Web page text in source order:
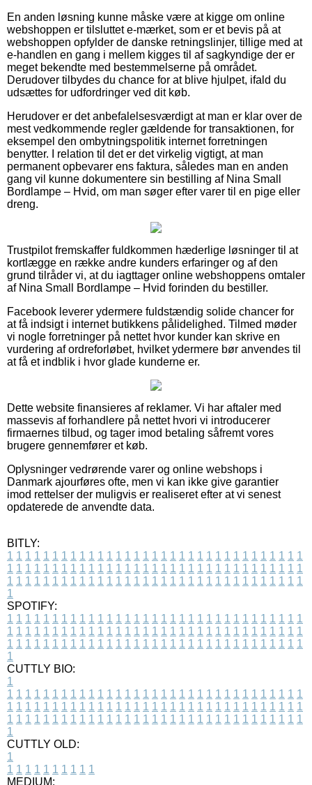
En anden løsning kunne måske være at kigge om online
webshoppen er tilsluttet e-mærket, som er et bevis på at
webshoppen opfylder de danske retningslinjer, tillige med at
e-handlen en gang i mellem kigges til af sagkyndige der er
meget bekendte med bestemmelserne på området.
Derudover tilbydes du chance for at blive hjulpet, ifald du
udsættes for udfordringer ved dit køb.
Herudover er det anbefalelsesværdigt at man er klar over de
mest vedkommende regler gældende for transaktionen, for
eksempel den ombytningspolitik internet forretningen
benytter. I relation til det er det virkelig vigtigt, at man
permanent opbevarer ens faktura, således man en anden
gang vil kunne dokumentere sin bestilling af Nina Small
Bordlampe – Hvid, om man søger efter varer til en pige eller
dreng.
Trustpilot fremskaffer fuldkommen hæderlige løsninger til at
kortlægge en række andre kunders erfaringer og af den
grund tilråder vi, at du iagttager online webshoppens omtaler
af Nina Small Bordlampe – Hvid forinden du bestiller.
Facebook leverer ydermere fuldstændig solide chancer for
at få indsigt i internet butikkens pålidelighed. Tilmed møder
vi nogle forretninger på nettet hvor kunder kan skrive en
vurdering af ordreforløbet, hvilket ydermere bør anvendes til
at få et indblik i hvor glade kunderne er.
Dette website finansieres af reklamer. Vi har aftaler med
massevis af forhandlere på nettet hvori vi introducerer
firmaernes tilbud, og tager imod betaling såfremt vores
brugere gennemfører et køb.
Oplysninger vedrørende varer og online webshops i
Danmark ajourføres ofte, men vi kan ikke give garantier
imod rettelser der muligvis er realiseret efter at vi senest
opdaterede de anvendte data.
BITLY:
1 1 1 1 1 1 1 1 1 1 1 1 1 1 1 1 1 1 1 1 1 1 1 1 1 1 1 1 1 1 1 1 1
1 1 1 1 1 1 1 1 1 1 1 1 1 1 1 1 1 1 1 1 1 1 1 1 1 1 1 1 1 1 1 1 1
1 1 1 1 1 1 1 1 1 1 1 1 1 1 1 1 1 1 1 1 1 1 1 1 1 1 1 1 1 1 1 1 1
1
SPOTIFY:
1 1 1 1 1 1 1 1 1 1 1 1 1 1 1 1 1 1 1 1 1 1 1 1 1 1 1 1 1 1 1 1 1
1 1 1 1 1 1 1 1 1 1 1 1 1 1 1 1 1 1 1 1 1 1 1 1 1 1 1 1 1 1 1 1 1
1 1 1 1 1 1 1 1 1 1 1 1 1 1 1 1 1 1 1 1 1 1 1 1 1 1 1 1 1 1 1 1 1
1
CUTTLY BIO:
1
1 1 1 1 1 1 1 1 1 1 1 1 1 1 1 1 1 1 1 1 1 1 1 1 1 1 1 1 1 1 1 1 1
1 1 1 1 1 1 1 1 1 1 1 1 1 1 1 1 1 1 1 1 1 1 1 1 1 1 1 1 1 1 1 1 1
1 1 1 1 1 1 1 1 1 1 1 1 1 1 1 1 1 1 1 1 1 1 1 1 1 1 1 1 1 1 1 1 1
1
CUTTLY OLD:
1
1 1 1 1 1 1 1 1 1 1
MEDIUM: